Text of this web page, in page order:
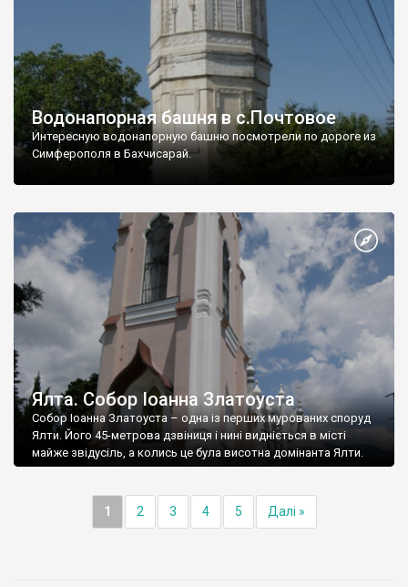
Водонапорная башня в с.Почтовое
Интересную водонапорную башню посмотрели по дороге из
Симферополя в Бахчисарай.
Ялта. Собор Іоанна Златоуста
Собор Іоанна Златоуста – одна із перших мурованих споруд
Ялти. Його 45-метрова дзвіниця і нині видніється в місті
майже звідусіль, а колись це була висотна домінанта Ялти.
1 2 3 4 5 Далі »